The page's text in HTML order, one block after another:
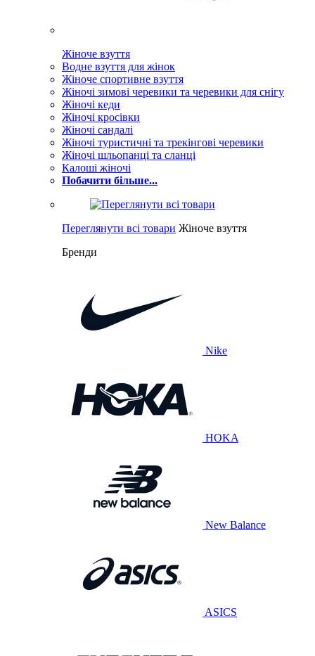
Жіноче взуття
Водне взуття для жінок
Жіноче спортивне взуття
Жіночі зимові черевики та черевики для снігу
Жіночі кеди
Жіночі кросівки
Жіночі сандалі
Жіночі туристичні та трекінгові черевики
Жіночі шльопанці та сланці
Калоші жіночі
Побачити більше...
Переглянути всі товари Жіноче взуття
Бренди
Nike
HOKA
New Balance
ASICS